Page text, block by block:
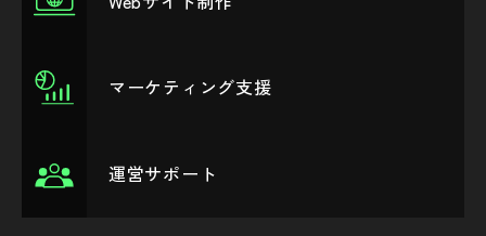
マーケティング支援
運営サポート